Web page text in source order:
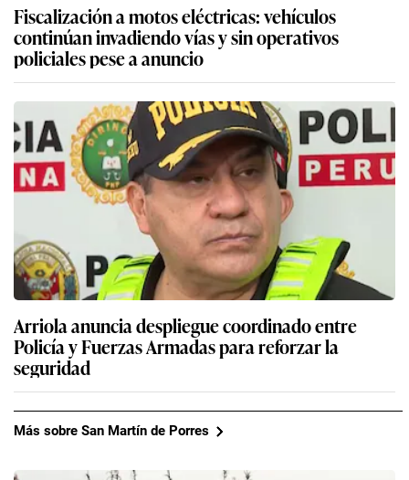
Fiscalización a motos eléctricas: vehículos
continúan invadiendo vías y sin operativos
policiales pese a anuncio
Arriola anuncia despliegue coordinado entre
Policía y Fuerzas Armadas para reforzar la
seguridad
Más sobre San Martín de Porres